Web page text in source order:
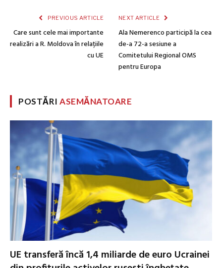
PREVIOUS ARTICLE
Care sunt cele mai importante
realizări a R. Moldova în relațiile
cu UE
NEXT ARTICLE
Ala Nemerenco participă la cea
de-a 72-a sesiune a
Comitetului Regional OMS
pentru Europa
POSTĂRIASEMĂNATOARE
UE transferă încă 1,4 miliarde de euro Ucrainei